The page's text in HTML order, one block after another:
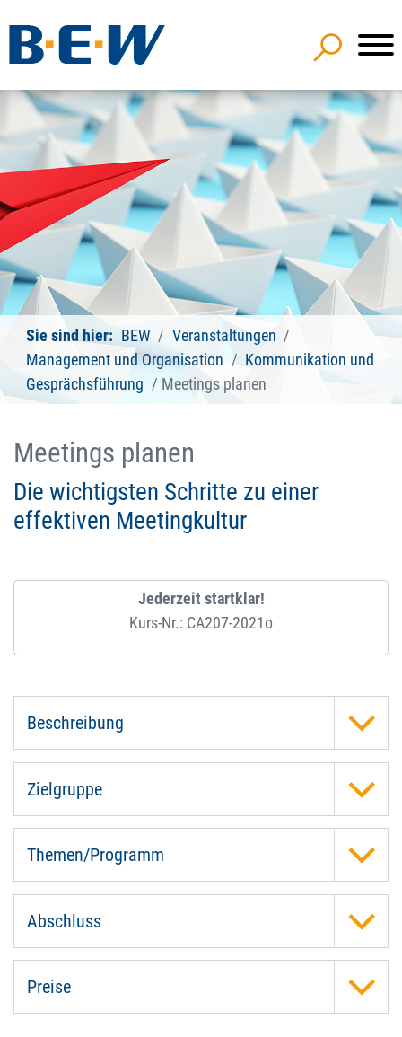
Sie sind hier: BEW
Veranstaltungen
Management und Organisation
Kommunikation und
Gesprächsführung
Meetings planen
Meetings planen
Die wichtigsten Schritte zu einer
effektiven Meetingkultur
Jederzeit startklar!
Kurs-Nr.: CA207-2021o
Beschreibung
Zielgruppe
Themen/Programm
Abschluss
Preise